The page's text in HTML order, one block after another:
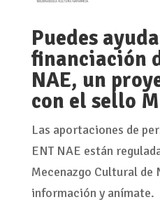
Puedes
financiación
NAE, un
con el sello
Las aportaciones de
ENT NAE están
Mecenazgo Cultural de
información y anímate.